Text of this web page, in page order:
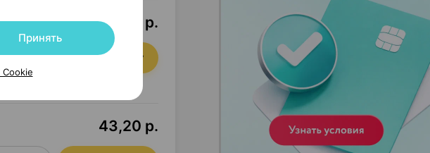
27,50 р.
В корзину
43,20 р.
Принять